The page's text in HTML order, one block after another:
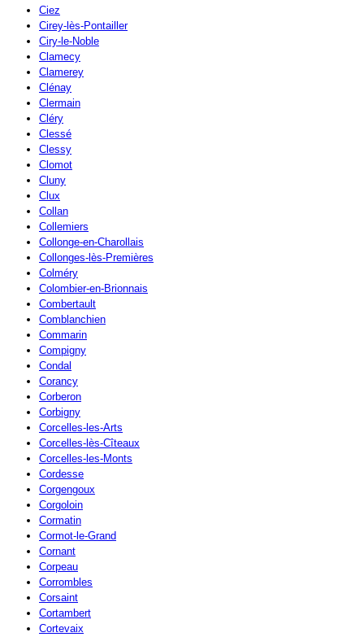
Ciez
Cirey-lès-Pontailler
Ciry-le-Noble
Clamecy
Clamerey
Clénay
Clermain
Cléry
Clessé
Clessy
Clomot
Cluny
Clux
Collan
Collemiers
Collonge-en-Charollais
Collonges-lès-Premières
Colméry
Colombier-en-Brionnais
Combertault
Comblanchien
Commarin
Compigny
Condal
Corancy
Corberon
Corbigny
Corcelles-les-Arts
Corcelles-lès-Cîteaux
Corcelles-les-Monts
Cordesse
Corgengoux
Corgoloin
Cormatin
Cormot-le-Grand
Cornant
Corpeau
Corrombles
Corsaint
Cortambert
Cortevaix